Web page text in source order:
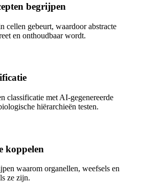
begrijpen
cellen gebeurt, waardoor abstracte
en onthoudbaar wordt.
classificatie met AI-gegenereerde
hiërarchieën testen.
koppelen
waarom organellen, weefsels en
ze zijn.